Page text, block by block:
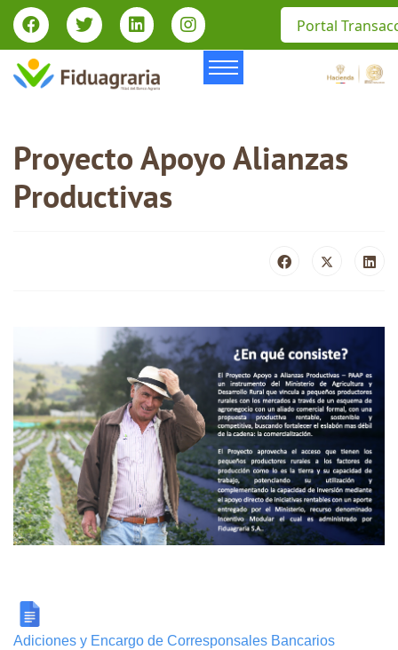
Portal
Proyecto Apoyo Alianzas
Productivas
Adiciones y Encargo de Corresponsales Bancarios